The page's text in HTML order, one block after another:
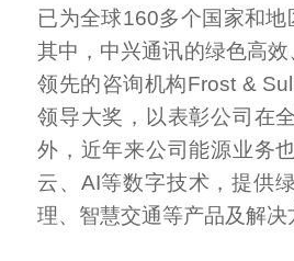
已为全球160多个国家和
其中，中兴通讯的绿色高
领先的咨询机构Frost &
领导大奖，以表彰公司在
外，近年来公司能源业务
云、AI等数字技术，提供
理、智慧交通等产品及解决